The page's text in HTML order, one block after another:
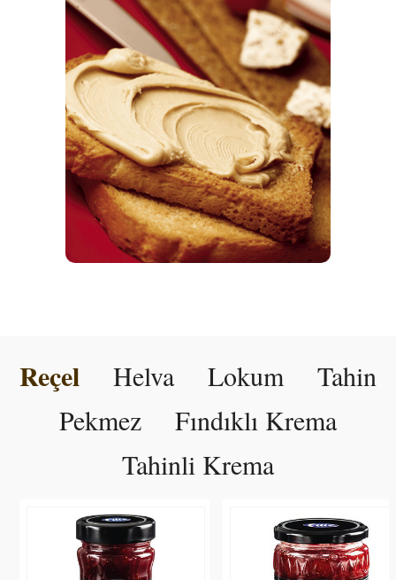
Reçel Helva Lokum
Tahin
Pekmez
Fındıklı Krema
Tahinli Krema